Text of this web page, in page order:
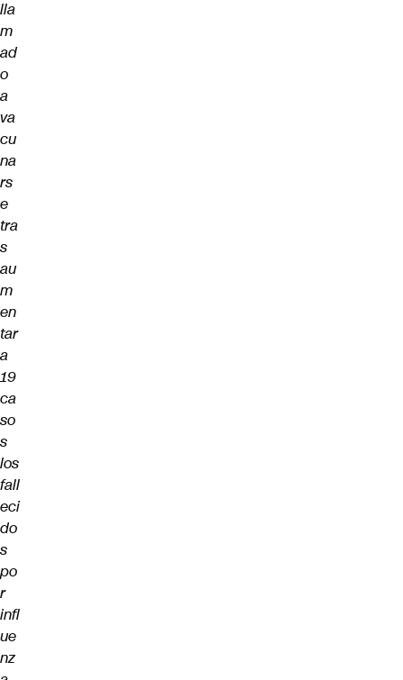
lla
m
ad
o
a
va
cu
na
rs
e
tra
s
au
m
en
tar
a
19
ca
so
s
los
fall
eci
do
s
po
r
infl
ue
nz